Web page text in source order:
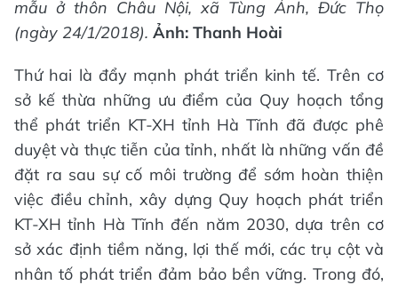
mẫu ở thôn Châu Nội, xã Tùng Ảnh, Đức Thọ
(ngày 24/1/2018). Ảnh: Thanh Hoài
Thứ hai là đẩy mạnh phát triển kinh tế. Trên cơ
sở kế thừa những ưu điểm của Quy hoạch tổng
thể phát triển KT-XH tỉnh Hà Tĩnh đã được phê
duyệt và thực tiễn của tỉnh, nhất là những vấn đề
đặt ra sau sự cố môi trường để sớm hoàn thiện
việc điều chỉnh, xây dựng Quy hoạch phát triển
KT-XH tỉnh Hà Tĩnh đến năm 2030, dựa trên cơ
sở xác định tiềm năng, lợi thế mới, các trụ cột và
nhân tố phát triển đảm bảo bền vững. Trong đó,